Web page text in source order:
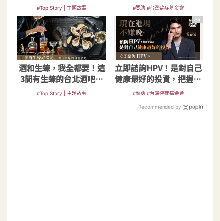
#Top Story | 主題故事 #贊助 #台灣癌症基金會
酒和生蠔，我全都要！這
3間有生蠔的台北酒吧一
定要打卡的吧
#Top Story | 主題故事
PR
立即諮詢HPV！是對自己
健康最好的投資，把握現
在不嫌晚！
#贊助 #台灣癌症基金會
Recommended by